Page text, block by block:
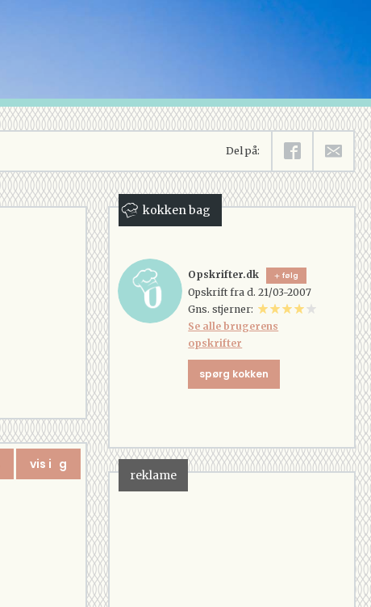
Del på:
vis i g
kokken bag
Opskrifter.dk følg
Opskrift fra d. 21/03-2007
Gns. stjerner:
Se alle brugerens
opskrifter
spørg kokken
reklame